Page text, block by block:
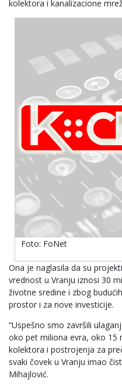
kolektora i kanalizacione
Foto: FoNet
Ona je naglasila da su
vrednost u Vranju iznosi 30
životne sredine i zbog
prostor i za nove investicije.
“Uspešno smo završili
oko pet miliona evra, oko 15
kolektora i postrojenja za
svaki čovek u Vranju imao
Mihajlović.